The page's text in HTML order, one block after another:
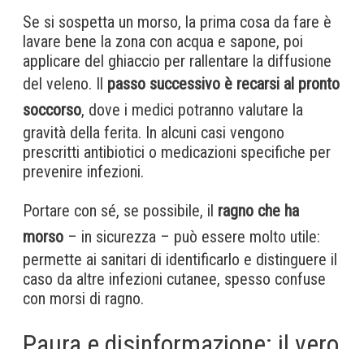
Se si sospetta un morso, la prima cosa da fare è
lavare bene la zona con acqua e sapone, poi
applicare del ghiaccio per rallentare la diffusione
del veleno. Il passo successivo è recarsi al pronto
soccorso, dove i medici potranno valutare la
gravità della ferita. In alcuni casi vengono
prescritti antibiotici o medicazioni specifiche per
prevenire infezioni.
Portare con sé, se possibile, il ragno che ha
morso – in sicurezza – può essere molto utile:
permette ai sanitari di identificarlo e distinguere il
caso da altre infezioni cutanee, spesso confuse
con morsi di ragno.